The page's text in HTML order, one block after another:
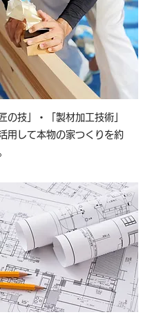
の技」・「製材加工技術」
用して本物の家つくりを約